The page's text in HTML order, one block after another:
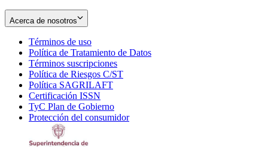
Acerca de nosotros
Términos de uso
in
new
window
Política de Tratamiento de Datos
Términos suscripciones
in
Política de Riesgos C/ST
Política SAGRILAFT
new
window
Certificación ISSN
in
new
TyC Plan de Gobierno
in
Protección del consumidorOpens